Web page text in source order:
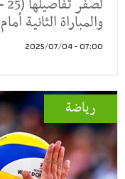
والمباراة الثانية
07:00 - 2025/07/04
رياضة